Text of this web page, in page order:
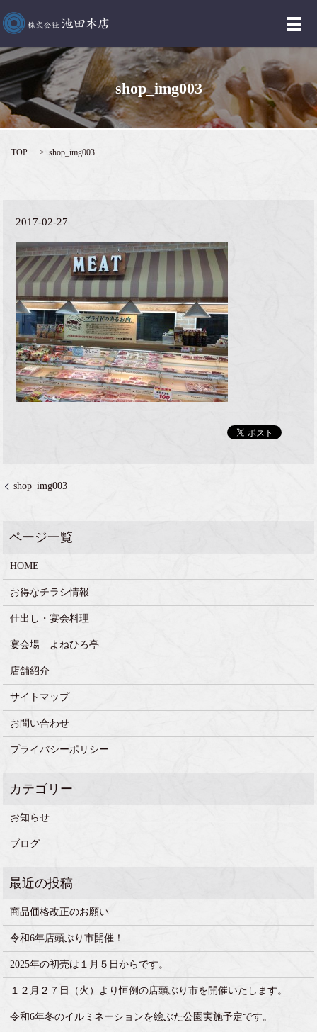
メ
shop_img003
TOP shop_img003
2017-02-27
shop_img003
HOME
お得なチラシ情報
仕出し・宴会料理
宴会場 よねひろ亭
店舗紹介
サイトマップ
お問い合わせ
プライバシーポリシー
お知らせ
ブログ
商品価格改正のお願い
令和6年店頭ぶり市開催！
2025年の初売は１月５日からです。
１２月２７日（火）より恒例の店頭ぶり市を開催いたします。
令和6年冬のイルミネーションを絵ぶた公園実施予定です。